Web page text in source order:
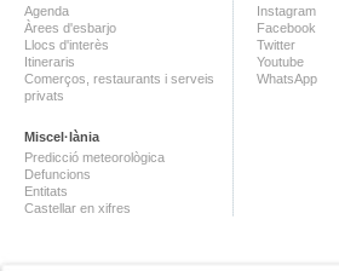
Agenda
Àrees d'esbarjo
Llocs d'interès
Itineraris
Comerços, restaurants i serveis
privats
Miscel·lània
Predicció meteorològica
Defuncions
Entitats
Castellar en xifres
Instagram
Facebook
Twitter
Youtube
WhatsApp